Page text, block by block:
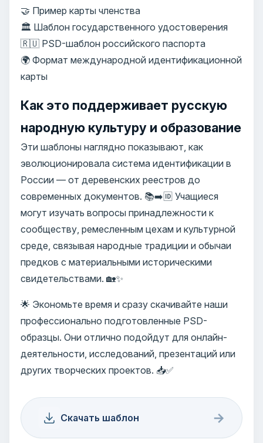
🤝 Пример карты членства
🏛️ Шаблон государственного удостоверения
🇷🇺 PSD-шаблон российского паспорта
🌍 Формат международной идентификационной
карты
Как это поддерживает русскую
народную культуру и образование
Эти шаблоны наглядно показывают, как
эволюционировала система идентификации в
России — от деревенских реестров до
современных документов. 📚➡️🆔 Учащиеся
могут изучать вопросы принадлежности к
сообществу, ремесленным цехам и культурной
среде, связывая народные традиции и обычаи
предков с материальными историческими
свидетельствами. 🏡✨
🌟 Экономьте время и сразу скачивайте наши
профессионально подготовленные PSD-
образцы. Они отлично подойдут для онлайн-
деятельности, исследований, презентаций или
других творческих проектов. 📥✅
Скачать шаблон →